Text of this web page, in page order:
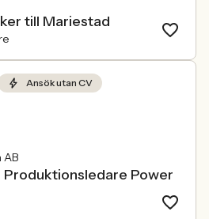
till Mariestad
Ansök utan CV
AB
Produktionsledare Power